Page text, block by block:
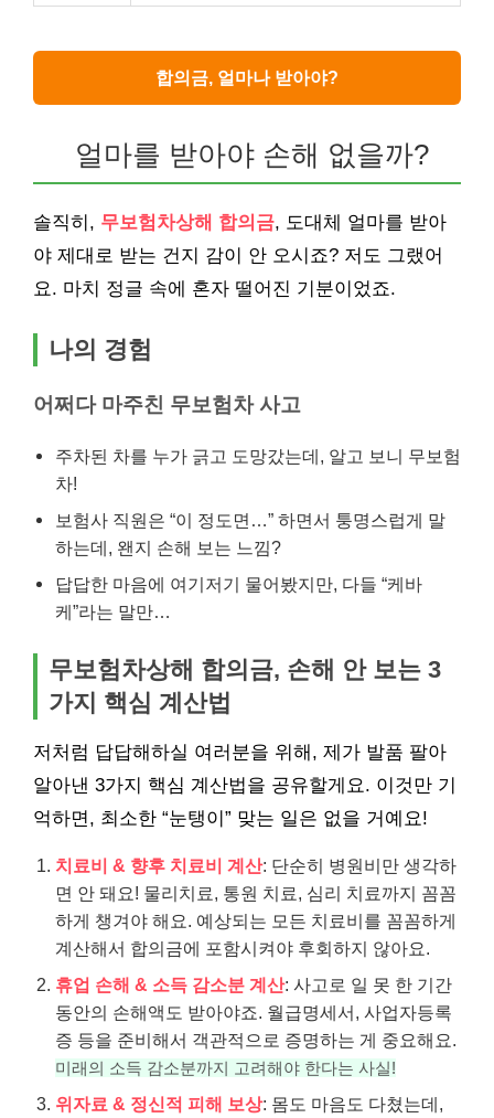
합의금, 얼마나 받아야?
얼마를 받아야 손해 없을까?
솔직히, 무보험차상해 합의금, 도대체 얼마를 받아
야 제대로 받는 건지 감이 안 오시죠? 저도 그랬어
요. 마치 정글 속에 혼자 떨어진 기분이었죠.
나의 경험
어쩌다 마주친 무보험차 사고
주차된 차를 누가 긁고 도망갔는데, 알고 보니 무보험
차!
보험사 직원은 “이 정도면…” 하면서 퉁명스럽게 말
하는데, 왠지 손해 보는 느낌?
답답한 마음에 여기저기 물어봤지만, 다들 “케바
케”라는 말만…
무보험차상해 합의금, 손해 안 보는 3
가지 핵심 계산법
저처럼 답답해하실 여러분을 위해, 제가 발품 팔아
알아낸 3가지 핵심 계산법을 공유할게요. 이것만 기
억하면, 최소한 “눈탱이” 맞는 일은 없을 거예요!
치료비 & 향후 치료비 계산: 단순히 병원비만 생각하
면 안 돼요! 물리치료, 통원 치료, 심리 치료까지 꼼꼼
하게 챙겨야 해요. 예상되는 모든 치료비를 꼼꼼하게
계산해서 합의금에 포함시켜야 후회하지 않아요.
휴업 손해 & 소득 감소분 계산: 사고로 일 못 한 기간
동안의 손해액도 받아야죠. 월급명세서, 사업자등록
증 등을 준비해서 객관적으로 증명하는 게 중요해요.
미래의 소득 감소분까지 고려해야 한다는 사실!
위자료 & 정신적 피해 보상: 몸도 마음도 다쳤는데,